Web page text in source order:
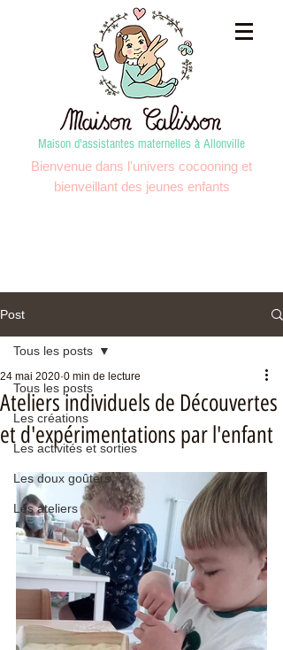
Maison d'assistantes maternelles à Allonville
Bienvenue dans l'univers cocooning et
bienveillant des jeunes enfants
Post
Tous les posts
Les créations
Les activités et sorties
Les doux goûters
Les ateliers
Tous les posts
Ateliers individuels de Découvertes
et d'expérimentations par l'enfant
24 mai 2020 0 min de lecture